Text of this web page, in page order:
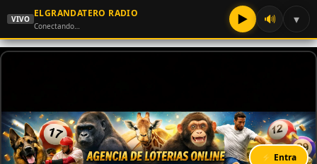
VIVO
ELGRANDATERO RADIO
Conectando… ▶ 🔊 ▾
⚡ Entra